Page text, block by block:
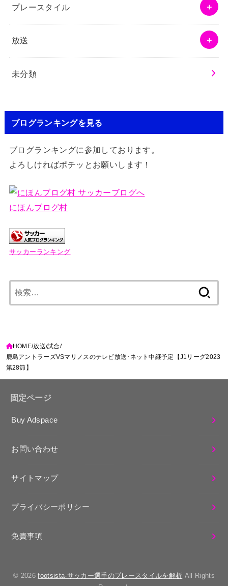
プレースタイル
放送
未分類
ブログランキングを見る
ブログランキングに参加しております。
よろしければポチッとお願いします！
にほんブログ村
サッカーランキング
索:
HOME 放送 試合
鹿島アントラーズVSマリノスのテレビ放送･ネット中継予定【J1リーグ2023
第28節】
固定ページ
Buy Adspace
お問い合わせ
サイトマップ
プライバシーポリシー
免責事項
© 2026footsista-サッカー選手のプレースタイルを解析 All Rights